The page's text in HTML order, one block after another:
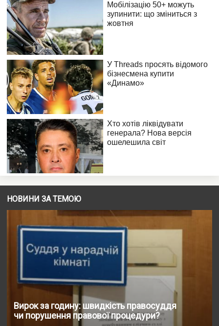
НОВИНИ ЗА ТЕМОЮ
Вирок за годину: швидкість правосуддя
чи порушення правової процедури?